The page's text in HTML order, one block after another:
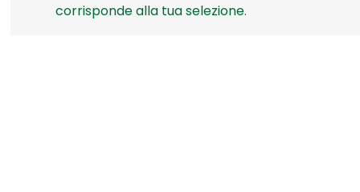
corrisponde alla tua selezione.